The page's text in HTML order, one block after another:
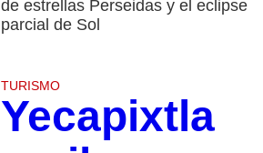
de estrellas Perseidas y el eclipse
parcial de Sol
TURISMO
Yecapixtla